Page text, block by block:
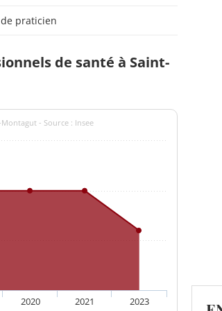
praticien
de santé à Saint-
- Source : Insee
2020 2021 2023